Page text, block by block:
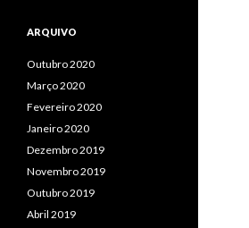
ARQUIVO
Outubro 2020
Março 2020
Fevereiro 2020
Janeiro 2020
Dezembro 2019
Novembro 2019
Outubro 2019
Abril 2019